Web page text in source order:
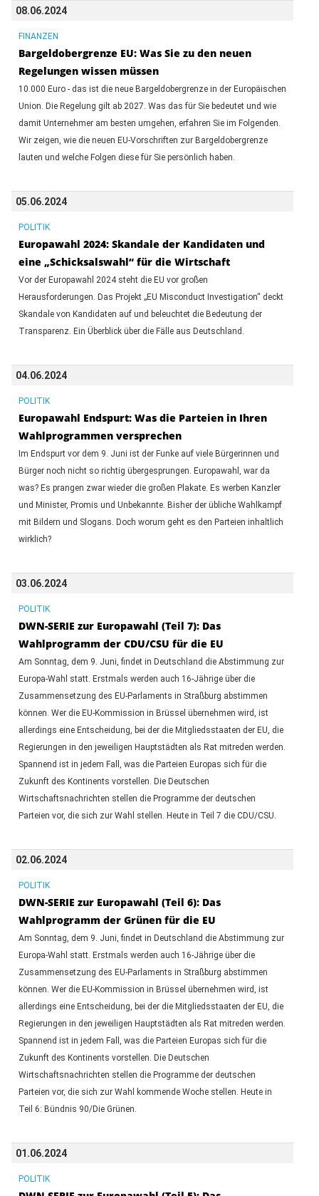
08.06.2024
FINANZEN
Bargeldobergrenze EU: Was Sie zu den neuen
Regelungen wissen müssen
10.000 Euro - das ist die neue Bargeldobergrenze in der Europäischen
Union. Die Regelung gilt ab 2027. Was das für Sie bedeutet und wie
damit Unternehmer am besten umgehen, erfahren Sie im Folgenden.
Wir zeigen, wie die neuen EU-Vorschriften zur Bargeldobergrenze
lauten und welche Folgen diese für Sie persönlich haben.
05.06.2024
POLITIK
Europawahl 2024: Skandale der Kandidaten und
eine „Schicksalswahl“ für die Wirtschaft
Vor der Europawahl 2024 steht die EU vor großen
Herausforderungen. Das Projekt „EU Misconduct Investigation“ deckt
Skandale von Kandidaten auf und beleuchtet die Bedeutung der
Transparenz. Ein Überblick über die Fälle aus Deutschland.
04.06.2024
POLITIK
Europawahl Endspurt: Was die Parteien in Ihren
Wahlprogrammen versprechen
Im Endspurt vor dem 9. Juni ist der Funke auf viele Bürgerinnen und
Bürger noch nicht so richtig übergesprungen. Europawahl, war da
was? Es prangen zwar wieder die großen Plakate. Es werben Kanzler
und Minister, Promis und Unbekannte. Bisher der übliche Wahlkampf
mit Bildern und Slogans. Doch worum geht es den Parteien inhaltlich
wirklich?
03.06.2024
POLITIK
DWN-SERIE zur Europawahl (Teil 7): Das
Wahlprogramm der CDU/CSU für die EU
Am Sonntag, dem 9. Juni, findet in Deutschland die Abstimmung zur
Europa-Wahl statt. Erstmals werden auch 16-Jährige über die
Zusammensetzung des EU-Parlaments in Straßburg abstimmen
können. Wer die EU-Kommission in Brüssel übernehmen wird, ist
allerdings eine Entscheidung, bei der die Mitgliedsstaaten der EU, die
Regierungen in den jeweiligen Hauptstädten als Rat mitreden werden.
Spannend ist in jedem Fall, was die Parteien Europas sich für die
Zukunft des Kontinents vorstellen. Die Deutschen
Wirtschaftsnachrichten stellen die Programme der deutschen
Parteien vor, die sich zur Wahl stellen. Heute in Teil 7 die CDU/CSU.
02.06.2024
POLITIK
DWN-SERIE zur Europawahl (Teil 6): Das
Wahlprogramm der Grünen für die EU
Am Sonntag, dem 9. Juni, findet in Deutschland die Abstimmung zur
Europa-Wahl statt. Erstmals werden auch 16-Jährige über die
Zusammensetzung des EU-Parlaments in Straßburg abstimmen
können. Wer die EU-Kommission in Brüssel übernehmen wird, ist
allerdings eine Entscheidung, bei der die Mitgliedsstaaten der EU, die
Regierungen in den jeweiligen Hauptstädten als Rat mitreden werden.
Spannend ist in jedem Fall, was die Parteien Europas sich für die
Zukunft des Kontinents vorstellen. Die Deutschen
Wirtschaftsnachrichten stellen die Programme der deutschen
Parteien vor, die sich zur Wahl kommende Woche stellen. Heute in
Teil 6: Bündnis 90/Die Grünen.
01.06.2024
POLITIK